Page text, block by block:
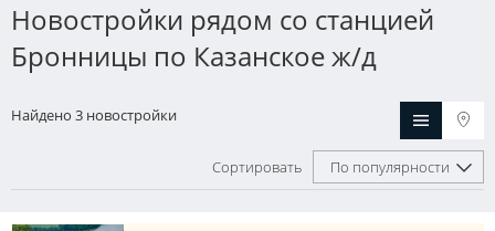
Новостройки рядом со станцией
Бронницы по Казанское ж/д
Найдено 3 новостройки
Сортировать По популярности